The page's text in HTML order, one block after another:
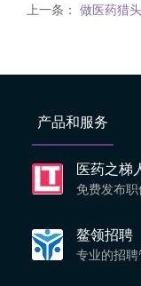
上一条： 做医药猎
产品和服务
医药之梯
免费发布
鳌领招聘
专业的招